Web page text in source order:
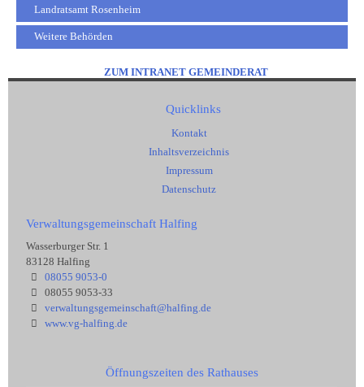
Landratsamt Rosenheim
Weitere Behörden
ZUM INTRANET GEMEINDERAT
Quicklinks
Kontakt
Inhaltsverzeichnis
Impressum
Datenschutz
Verwaltungsgemeinschaft Halfing
Wasserburger Str. 1
83128 Halfing
08055 9053-0
08055 9053-33
verwaltungsgemeinschaft@halfing.de
www.vg-halfing.de
Öffnungszeiten des Rathauses